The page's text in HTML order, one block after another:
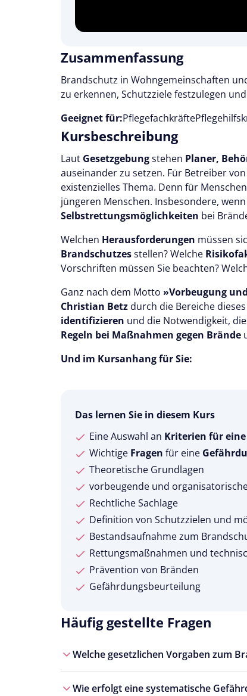
Zusammenfassung
Brandschutz in Wohngemeinschaften
zu erkennen, Schutzziele festzulegen
Geeignet für:Pflegefachkräfte
Kursbeschreibung
Laut Gesetzgebungstehen Planer,
auseinander zu setzen. Für Betreiber von
existenzielles Thema. Denn für
jüngeren Menschen. Insbesondere, wenn
Selbstrettungsmöglichkeiten bei
Welchen Herausforderungen müssen
Brandschutzesstellen? Welche
Vorschriften müssen Sie beachten?
Ganz nach dem Motto »Vorbeugung
Christian Betz durch die Bereiche dieses
identifizieren und die Notwendigkeit,
Regeln bei Maßnahmen gegen Brände
Und im Kursanhang für Sie:
Das lernen Sie in diesem Kurs
Eine Auswahl an Kriterien für
Wichtige Fragen für eine
Theoretische Grundlagen
vorbeugende und
Rechtliche Sachlage
Definition von Schutzzielen und
Bestandsaufnahme zum
Rettungsmaßnahmen und
Prävention von Bränden
Gefährdungsbeurteilung
Häufig gestellte Fragen
Welche gesetzlichen Vorgaben zum
Wie erfolgt eine systematische